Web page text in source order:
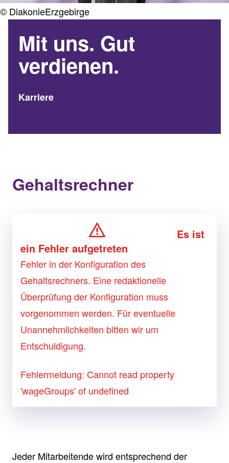
© DiakonieErzgebirge
Mit uns. Gut
verdienen.
Karriere
Gehaltsrechner
Es ist
ein Fehler aufgetreten
Fehler in der Konfiguration des
Gehaltsrechners. Eine redaktionelle
Überprüfung der Konfiguration muss
vorgenommen werden. Für eventuelle
Unannehmlichkeiten bitten wir um
Entschuldigung.
Fehlermeldung: Cannot read property
'wageGroups' of undefined
Jeder Mitarbeitende wird entsprechend der